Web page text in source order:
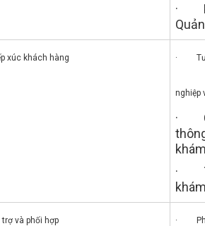
·
xúc khách hàng ·
nghiệp
·
·
trợ và phối hợp · Phối